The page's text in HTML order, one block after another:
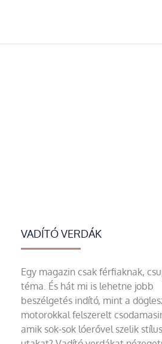
VADÍTÓ VERDÁK
Egy magazin csak férfiaknak,
téma. És hát mi is lehetne jobb
beszélgetés indító, mint a
motorokkal felszerelt
amik sok-sok lóerővel szelik